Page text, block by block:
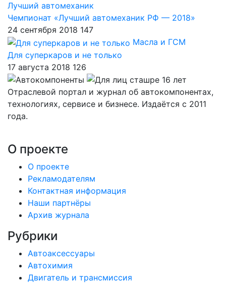
Лучший автомеханик
Чемпионат «Лучший автомеханик РФ — 2018»
24 сентября 2018 147
Масла и ГСМ
Для суперкаров и не только
17 августа 2018 126
Отраслевой портал и журнал об автокомпонентах,
технологиях, сервисе и бизнесе. Издаётся с 2011
года.
О проекте
О проекте
Рекламодателям
Контактная информация
Наши партнёры
Архив журнала
Рубрики
Автоаксессуары
Автохимия
Двигатель и трансмиссия